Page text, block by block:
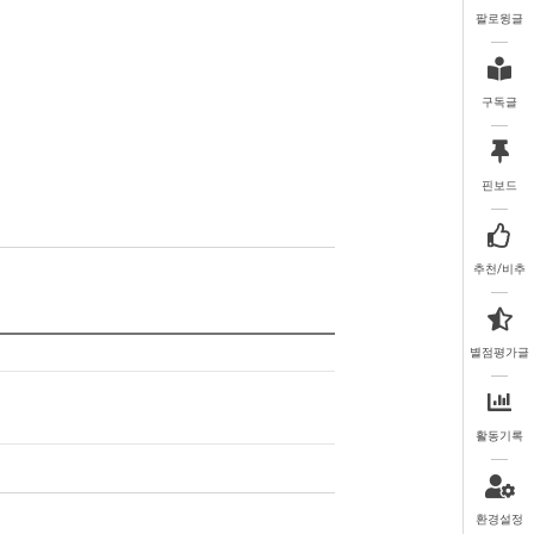
팔로윙글
구독글
핀보드
추천/비추
별점평가글
활동기록
환경설정